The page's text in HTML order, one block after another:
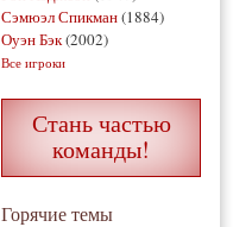
Сэмюэл Спикман(1884)
Оуэн Бэк(2002)
Все игроки
Стань частью
команды!
Горячие темы